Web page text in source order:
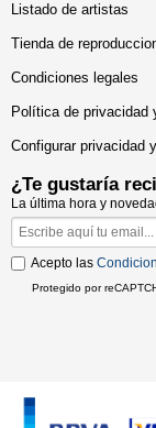
Listado de artistas
Tienda de
Condiciones legales
Política de privacidad
Configurar privacidad
¿Te gustaría
La última hora y
Acepto las
Protegido por